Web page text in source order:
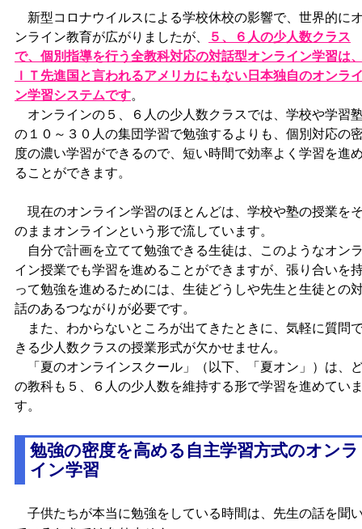
新型コロナウイルスによる学校休校の影響で、世界的に
ンライン教育が広がりましたが、
５、６人の少人数クラス
で、個別指導を行う全教科対応の対話型オンライン学習は
ＩＴ先進国と言われるアメリカにもない日本独自のオンラ
ン学習システムです。
オンラインの５、６人の少人数クラスでは、学校や学習
の１０～３０人の集団学習で勉強するよりも、個別対応の
度の濃い学習ができるので、短い時間で効率よく学習を進
ることができます。
現在のオンライン学習のほとんどは、学校や塾の授業を
のままオンラインという形で流しています。
自分で計画を立てて勉強できる生徒は、このようなオン
イン授業でも学習を進めることができますが、張り合いを
って勉強を進めるためには、生徒どうしや先生と生徒との
話のあるつながりが必要です。
また、わからないところが出てきたときに、気軽に質問
きる少人数クラスの授業形式が欠かせません。
「夏のオンラインスクール」（以下、「夏オン」）は、
の教科も５、６人の少人数を維持する形で学習を進めてい
す。
勉強の密度を高める自主学習方式のオンラ
イン学習
子供たちが本当に勉強をしている時間は、先生の話を聞